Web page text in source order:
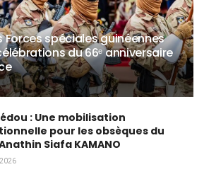
Forces spéciales guinéennes
du 66ᵉ anniversaire
: Une mobilisation
pour les obsèques du
Siafa KAMANO